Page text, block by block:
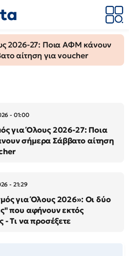
2026-27: Ποια ΑΦΜ κάνουν
αίτηση για voucher
- 01:00
για Όλους 2026-27: Ποια
σήμερα Σάββατο αίτηση
- 21:29
για Όλους 2026»: Οι δύο
που αφήνουν εκτός
- Τι να προσέξετε